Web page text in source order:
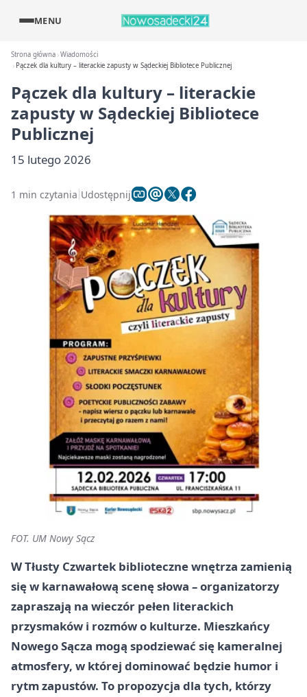
MENU
Strona główna Wiadomości
Pączek dla kultury – literackie zapusty w Sądeckiej Bibliotece Publicznej
Pączek dla kultury – literackie
zapusty w Sądeckiej Bibliotece
Publicznej
15 lutego 2026
1 min czytania Udostępnij
FOT. UM Nowy Sącz
W Tłusty Czwartek biblioteczne wnętrza zamienią
się w karnawałową scenę słowa – organizatorzy
zapraszają na wieczór pełen literackich
przysmaków i rozmów o kulturze. Mieszkańcy
Nowego Sącza mogą spodziewać się kameralnej
atmosfery, w której dominować będzie humor i
rytm zapustów. To propozycja dla tych, którzy